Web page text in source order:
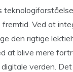
Ved at
den rigtige
at blive mere
verden.